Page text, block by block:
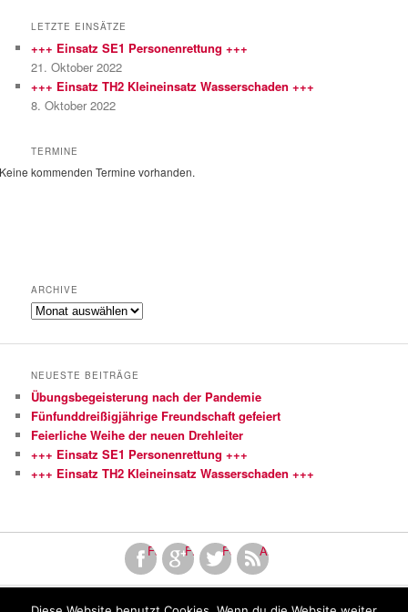
h
n
LETZTE EINSÄTZE
+++ Einsatz SE1 Personenrettung +++
21. Oktober 2022
+++ Einsatz TH2 Kleineinsatz Wasserschaden +++
8. Oktober 2022
TERMINE
Keine kommenden Termine vorhanden.
ARCHIVE
Archive
NEUESTE BEITRÄGE
Übungsbegeisterung nach der Pandemie
Fünfunddreißigjährige Freundschaft gefeiert
Feierliche Weihe der neuen Drehleiter
+++ Einsatz SE1 Personenrettung +++
+++ Einsatz TH2 Kleineinsatz Wasserschaden +++
FacebookFinde uns bei Google+
Folge uns bei Twitter!
Abonniere unseren RSS